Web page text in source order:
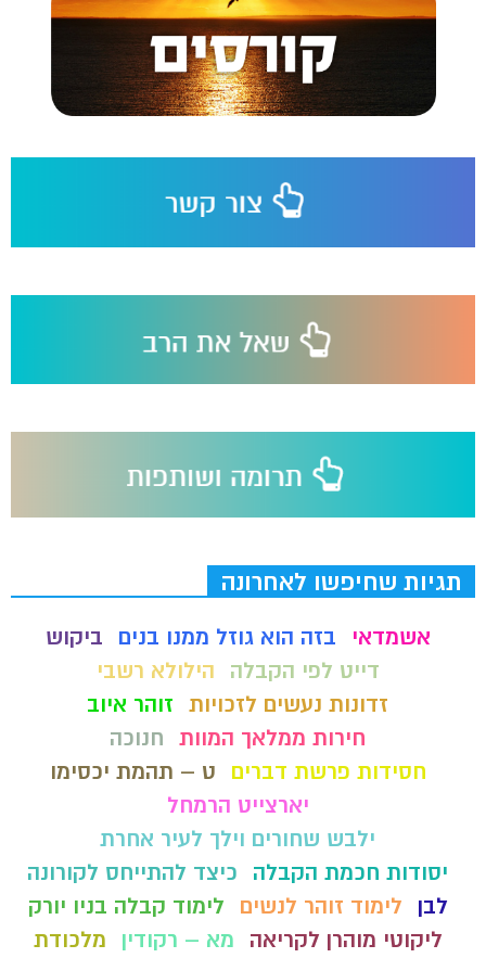
תגיות שחיפשו לאחרונה
אשמדאי בזה הוא גוזל ממנו בנים
ביקוש
דייט לפי הקבלה
הילולא רשבי
זדונות נעשים לזכויות זוהר איוב
חירות ממלאך המוות חנוכה
חסידות פרשת דברים
ט – תהמת יכסימו
יארצייט הרמחל
ילבש שחורים וילך לעיר אחרת
יסודות חכמת הקבלה
כיצד להתייחס לקורונה
לבן
לימוד זוהר לנשים
לימוד קבלה בניו יורק
ליקוטי מוהרן לקריאה
מא – רקודין
מלכודת